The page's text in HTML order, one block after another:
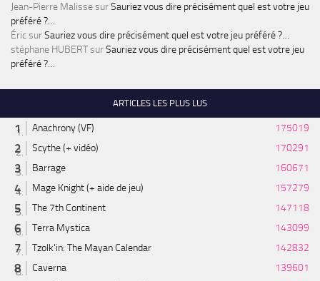
Jean-Pierre MalissesurSauriez vous dire précisément quel est votre jeu
préféré ?…
ÉricsurSauriez vous dire précisément quel est votre jeu préféré ?…
stéphane HUBERTsurSauriez vous dire précisément quel est votre jeu
préféré ?…
ARTICLES LES PLUS LUS
Anachrony (VF)
175019
Scythe (+ vidéo)
170291
Barrage
160671
Mage Knight (+ aide de jeu)
157279
The 7th Continent
147118
Terra Mystica
143099
Tzolk'in: The Mayan Calendar
142832
Caverna
139601